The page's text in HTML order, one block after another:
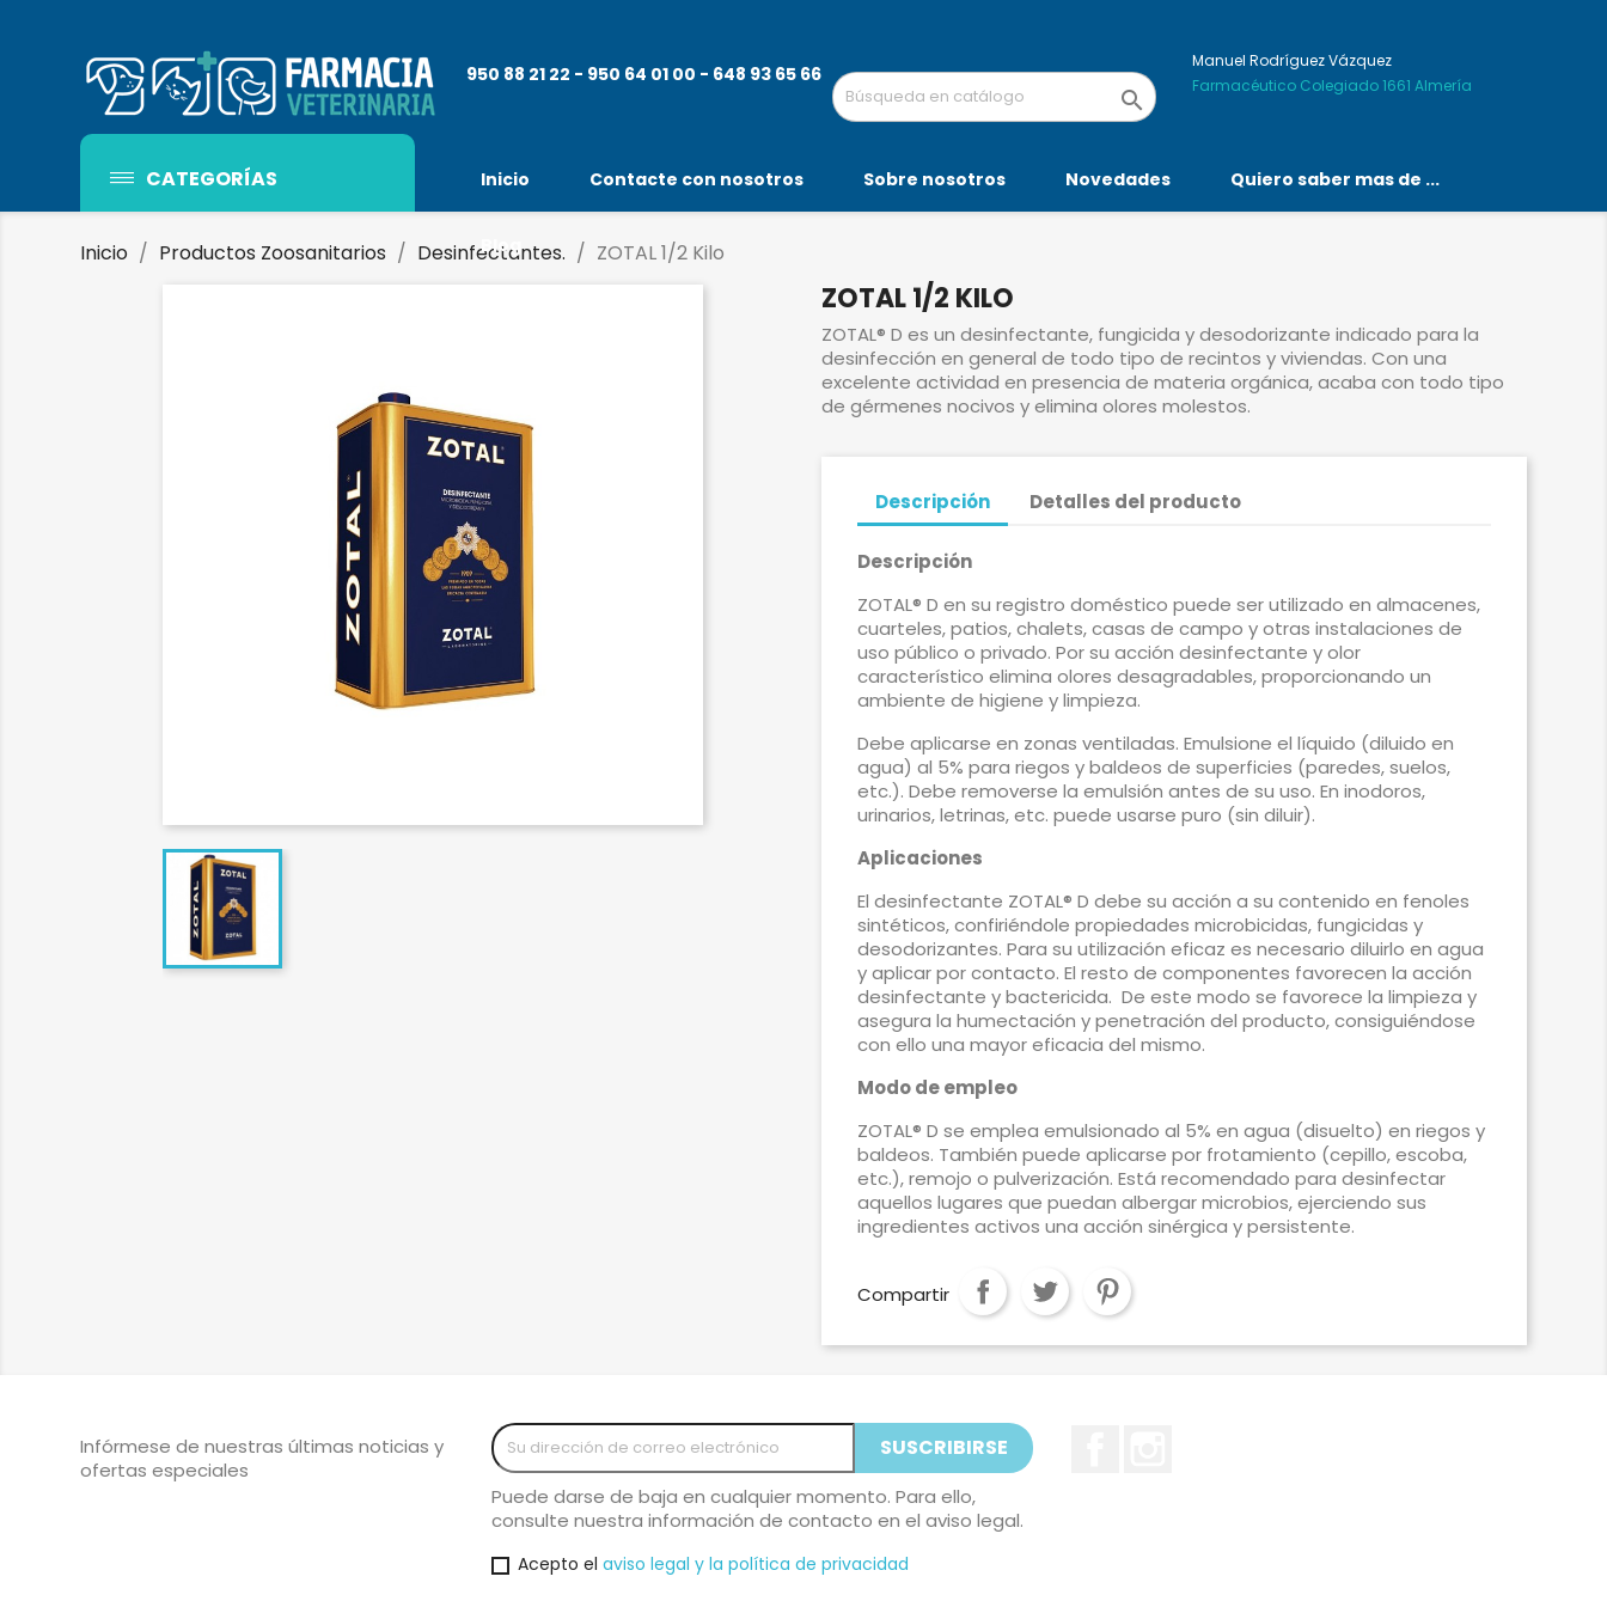
950 88 21 22 - 950 64 01 00 - 648 93 65 66

Manuel Rodríguez Vázquez
Farmacéutico Colegiado 1661 Almería
CATEGORÍAS Inicio Contacte con nosotros Sobre nosotros Novedades Quiero saber mas de ...
Blog
Inicio Productos Zoosanitarios Desinfectantes. ZOTAL 1/2 Kilo
ZOTAL 1/2 KILO
ZOTAL® D es un desinfectante, fungicida y desodorizante indicado para la
desinfección en general de todo tipo de recintos y viviendas. Con una
excelente actividad en presencia de materia orgánica, acaba con todo tipo
de gérmenes nocivos y elimina olores molestos.
Descripción Detalles del producto
Descripción
ZOTAL® D en su registro doméstico puede ser utilizado en almacenes,
cuarteles, patios, chalets, casas de campo y otras instalaciones de
uso público o privado. Por su acción desinfectante y olor
característico elimina olores desagradables, proporcionando un
ambiente de higiene y limpieza.
Debe aplicarse en zonas ventiladas. Emulsione el líquido (diluido en
agua) al 5% para riegos y baldeos de superficies (paredes, suelos,
etc.). Debe removerse la emulsión antes de su uso. En inodoros,
urinarios, letrinas, etc. puede usarse puro (sin diluir).
Aplicaciones
El desinfectante ZOTAL® D debe su acción a su contenido en fenoles
sintéticos, confiriéndole propiedades microbicidas, fungicidas y
desodorizantes. Para su utilización eficaz es necesario diluirlo en agua
y aplicar por contacto. El resto de componentes favorecen la acción
desinfectante y bactericida. De este modo se favorece la limpieza y
asegura la humectación y penetración del producto, consiguiéndose
con ello una mayor eficacia del mismo.
Modo de empleo
ZOTAL® D se emplea emulsionado al 5% en agua (disuelto) en riegos y
baldeos. También puede aplicarse por frotamiento (cepillo, escoba,
etc.), remojo o pulverización. Está recomendado para desinfectar
aquellos lugares que puedan albergar microbios, ejerciendo sus
ingredientes activos una acción sinérgica y persistente.
Compartir
Infórmese de nuestras últimas noticias y
ofertas especiales
Puede darse de baja en cualquier momento. Para ello,
consulte nuestra información de contacto en el aviso legal.
Acepto elaviso legal y la política de privacidad